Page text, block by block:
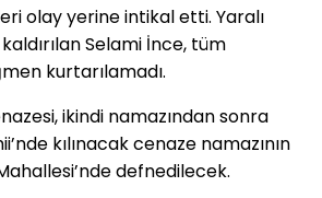
olay yerine intikal etti. Yaralı
Selami İnce, tüm
kurtarılamadı.
ikindi namazından sonra
kılınacak cenaze namazının
defnedilecek.